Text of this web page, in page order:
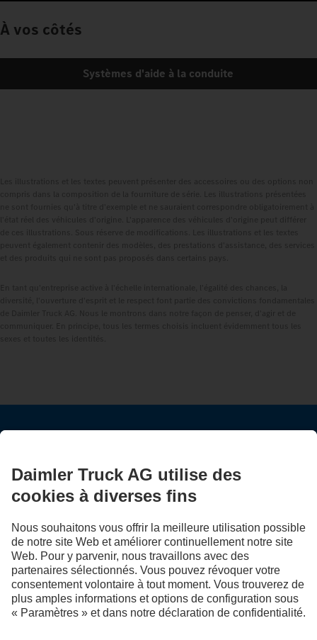
À vos côtés
Systèmes d'aide à la conduite
RESTEZ EN CONTACT.
numériques.
LANGUAGE
EN
FR